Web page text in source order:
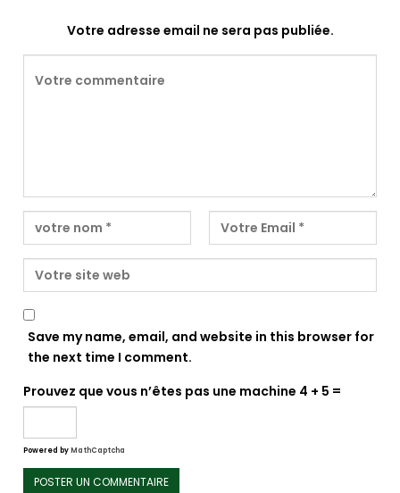
Votre adresse email ne sera pas publiée.
Save my name, email, and website in this browser for
the next time I comment.
Prouvez que vous n’êtes pas une machine 4 + 5 =
Powered byMathCaptcha